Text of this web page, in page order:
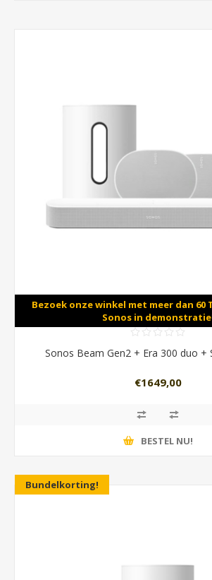
Bezoek onze winkel met meer dan 60
Sonos in
Sonos Beam Gen2 + Era 300 duo +
€1649,00
BESTEL NU!
Bundelkorting!